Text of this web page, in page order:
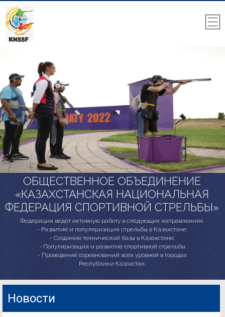
ОБЩЕСТВЕННОЕ ОБЪЕДИНЕНИЕ
«КАЗАХСТАНСКАЯ НАЦИОНАЛЬНАЯ
ФЕДЕРАЦИЯ СПОРТИВНОЙ СТРЕЛЬБЫ»
Федерация ведет активную работу в следующих направлениях:
- Развитие и популяризация стрельбы в Казахстане.
- Создание технической базы в Казахстане.
- Популяризация и развитие спортивной стрельбы
- Проведение соревнований всех уровней в городах
Республики Казахстан.
Новости